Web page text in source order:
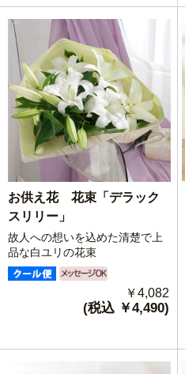
お供え花 花束「デラック
スリリー」
故人への想いを込めた清楚で上
品な白ユリの花束
￥4,082
(税込 ￥4,490)